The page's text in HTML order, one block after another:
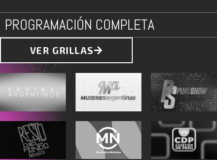
PROGRAMACIÓN COMPLETA
VER GRILLAS